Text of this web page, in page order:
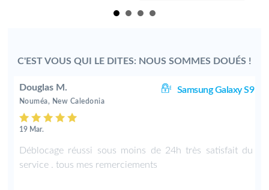
C'EST VOUS QUI LE DITES: NOUS SOMMES DOUÉS !
Douglas M. Samsung Galaxy S9
Nouméa, New Caledonia
19 Mar.
Déblocage réussi sous moins de 24h très satisfait du
service . tous mes remerciements